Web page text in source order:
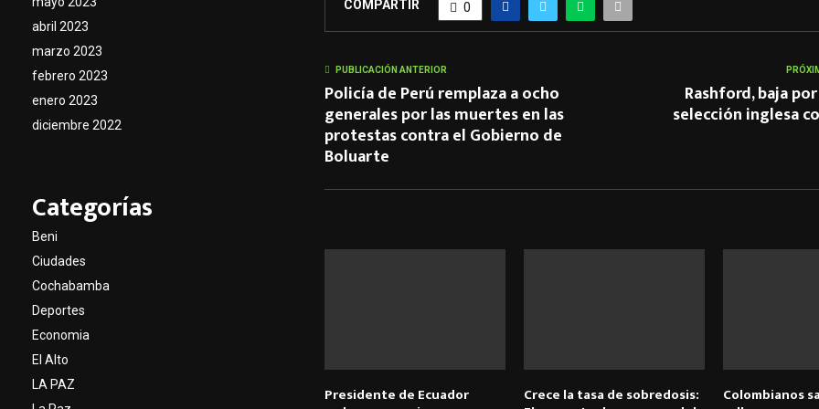
COMPARTIR 0
PUBLICACIÓN ANTERIOR
Policía de Perú remplaza a ocho
generales por las muertes en las
protestas contra el Gobierno de
Boluarte
Rashford, baja
selección inglesa
Presidente de Ecuador Crece la tasa de sobredosis: Colombianos
abril 2023
marzo 2023
febrero 2023
enero 2023
diciembre 2022
Categorías
Beni
Ciudades
Cochabamba
Deportes
Economia
El Alto
LA PAZ